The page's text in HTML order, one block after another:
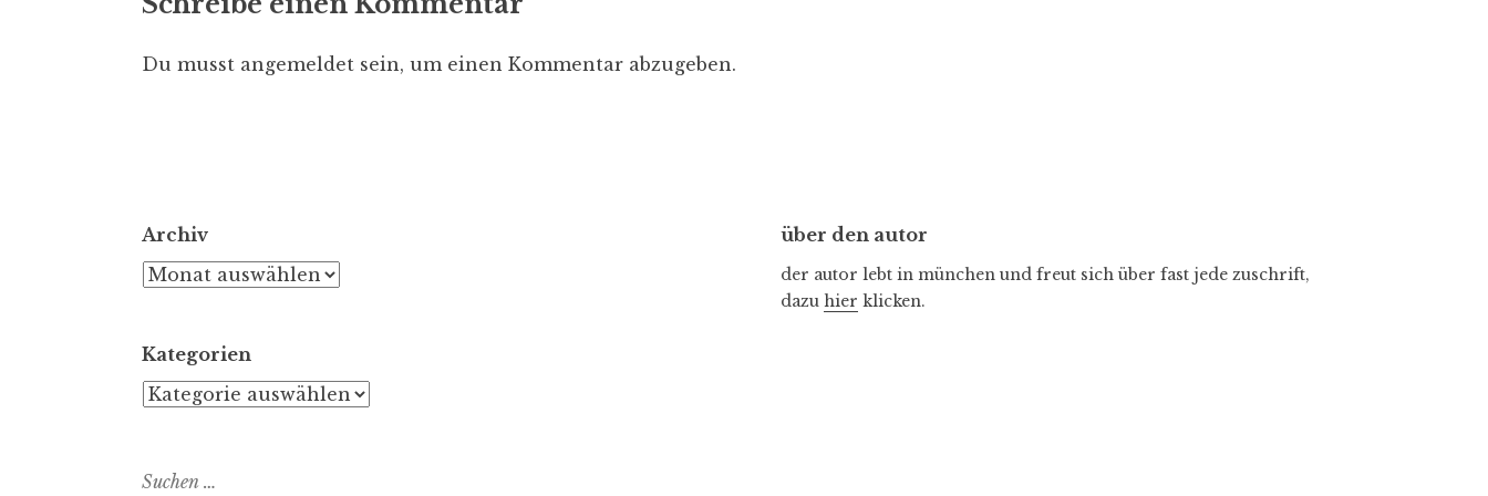
Du musst angemeldet sein, um einen Kommentar abzugeben.
Archiv
Archiv
Kategorien
Kategorien
Suchen
über den autor
der autor lebt in münchen und freut sich über fast jede zuschrift,
dazu hier klicken.